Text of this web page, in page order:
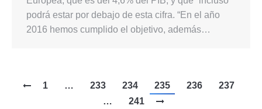
podrá estar por debajo de esta cifra. “En el año
2016 hemos cumplido el objetivo, además…
1 … 233 234 235 236
237
…
241